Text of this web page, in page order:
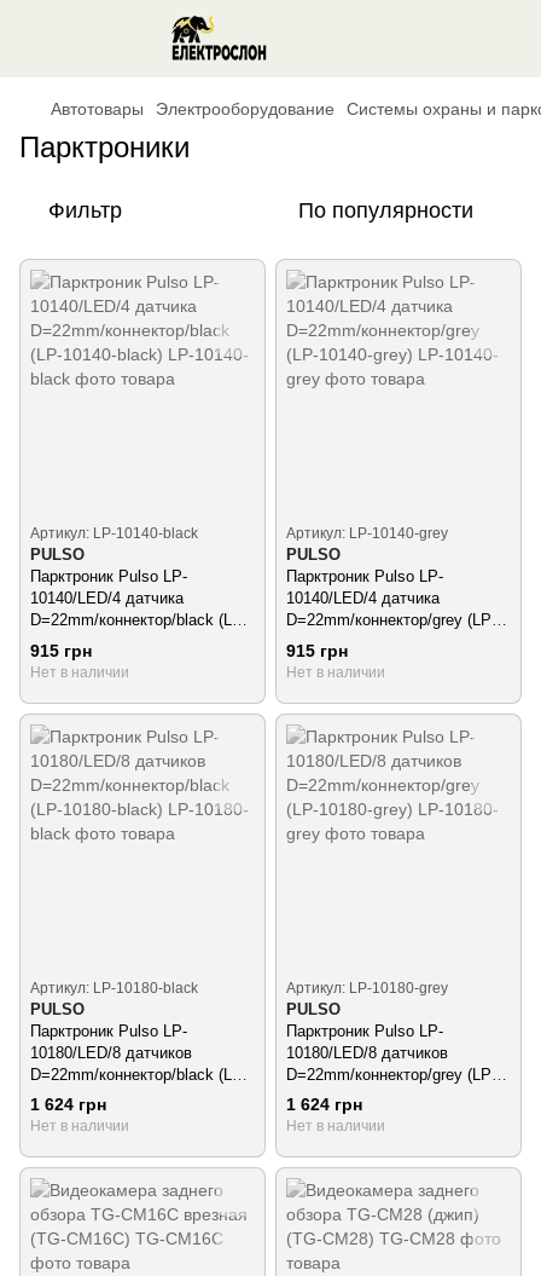
Автотовары Электрооборудование Системы охраны и
Парктроники
Фильтр По популярности
Артикул: LP-10140-black
PULSO
Парктроник Pulso LP-
10140/LED/4 датчика
D=22mm/коннектор/black (LP-
10140-black)
915 грн
Нет в наличии
Артикул: LP-10140-grey
PULSO
Парктроник Pulso LP-
10140/LED/4 датчика
D=22mm/коннектор/grey (LP-
10140-grey)
915 грн
Нет в наличии
Артикул: LP-10180-black
PULSO
Парктроник Pulso LP-
10180/LED/8 датчиков
D=22mm/коннектор/black (LP-
10180-black)
1 624 грн
Нет в наличии
Артикул: LP-10180-grey
PULSO
Парктроник Pulso LP-
10180/LED/8 датчиков
D=22mm/коннектор/grey (LP-
10180-grey)
1 624 грн
Нет в наличии